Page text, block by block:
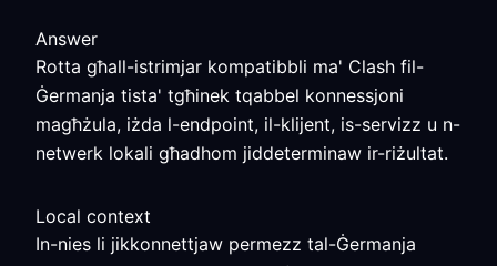
Answer
Rotta għall-istrimjar kompatibbli ma' Clash fil-
Ġermanja tista' tgħinek tqabbel konnessjoni
magħżula, iżda l-endpoint, il-klijent, is-servizz u n-
netwerk lokali għadhom jiddeterminaw ir-riżultat.
Local context
In-nies li jikkonnettjaw permezz tal-Ġermanja